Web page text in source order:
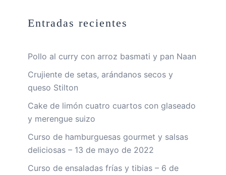
Entradas recientes
Pollo al curry con arroz basmati y pan Naan
Crujiente de setas, arándanos secos y
queso Stilton
Cake de limón cuatro cuartos con glaseado
y merengue suizo
Curso de hamburguesas gourmet y salsas
deliciosas – 13 de mayo de 2022
Curso de ensaladas frías y tibias – 6 de